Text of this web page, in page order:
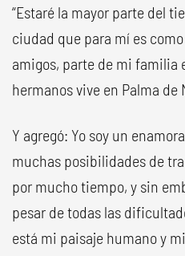
“Estaré la mayor parte del
ciudad que para mí es
amigos, parte de mi familia
hermanos vive en Palma de
Y agregó: Yo soy un
muchas posibilidades de
por mucho tiempo, y sin
pesar de todas las
está mi paisaje humano y